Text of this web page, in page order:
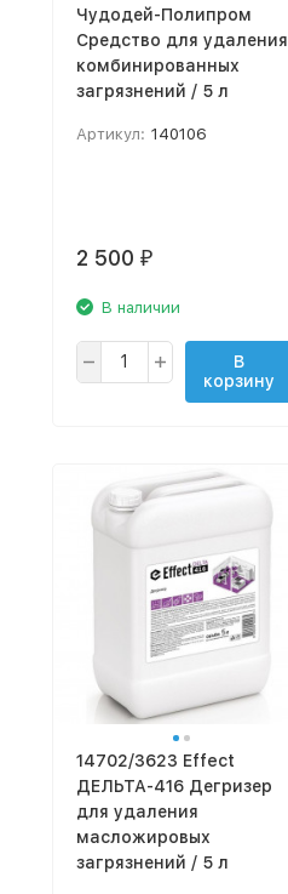
Чудодей-Полипром
Средство для удаления
комбинированных
загрязнений / 5 л
Артикул: 140106
2 500 ₽
В наличии
В
корзину
14702/3623 Effect
ДЕЛЬТА-416 Дегризер
для удаления
масложировых
загрязнений / 5 л